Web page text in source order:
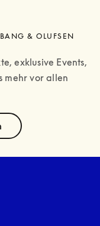
& OLUFSEN
exklusive Events,
mehr vor allen